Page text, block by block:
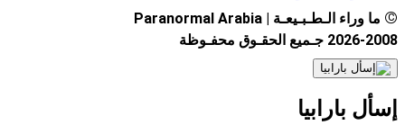
© ما وراء الـطـبـيعـة | Paranormal Arabia
2026-2008 جـميع الحقـوق محفـوظة
إسأل بارابيا